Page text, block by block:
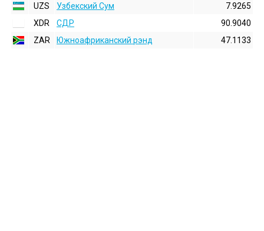
UZS
Узбекский Сум
7.9265
XDR
СДР
90.9040
ZAR
Южноафриканский рэнд 47.1133